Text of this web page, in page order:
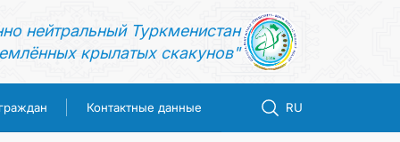
нейтральный Туркменистан
крылатых скакунов"
Контактные данные RU